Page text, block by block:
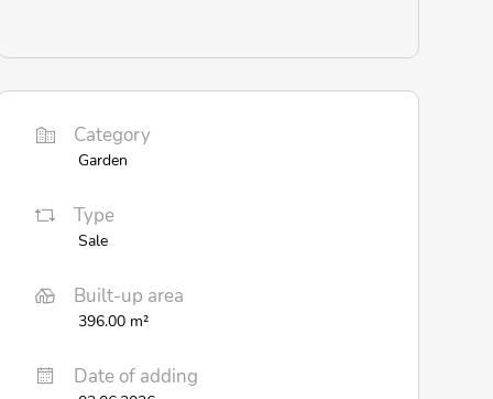
Category
Garden
Type
Sale
Built-up area
396.00 m²
Date of adding